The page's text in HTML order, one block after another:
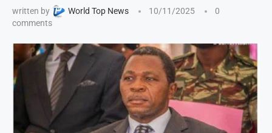
written by World Top News 10/11/2025
0
comments